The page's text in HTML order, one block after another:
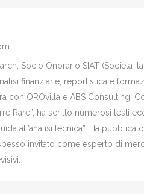
Socio Onorario SIAT (Società
finanziarie, reportistica e
con OROvilla e ABS Consulting.
Rare”, ha scritto numerosi testi
all’analisi tecnica”. Ha
invitato come esperto di